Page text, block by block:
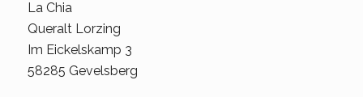
La Chia
Queralt Lorzing
Im Eickelskamp 3
58285 Gevelsberg